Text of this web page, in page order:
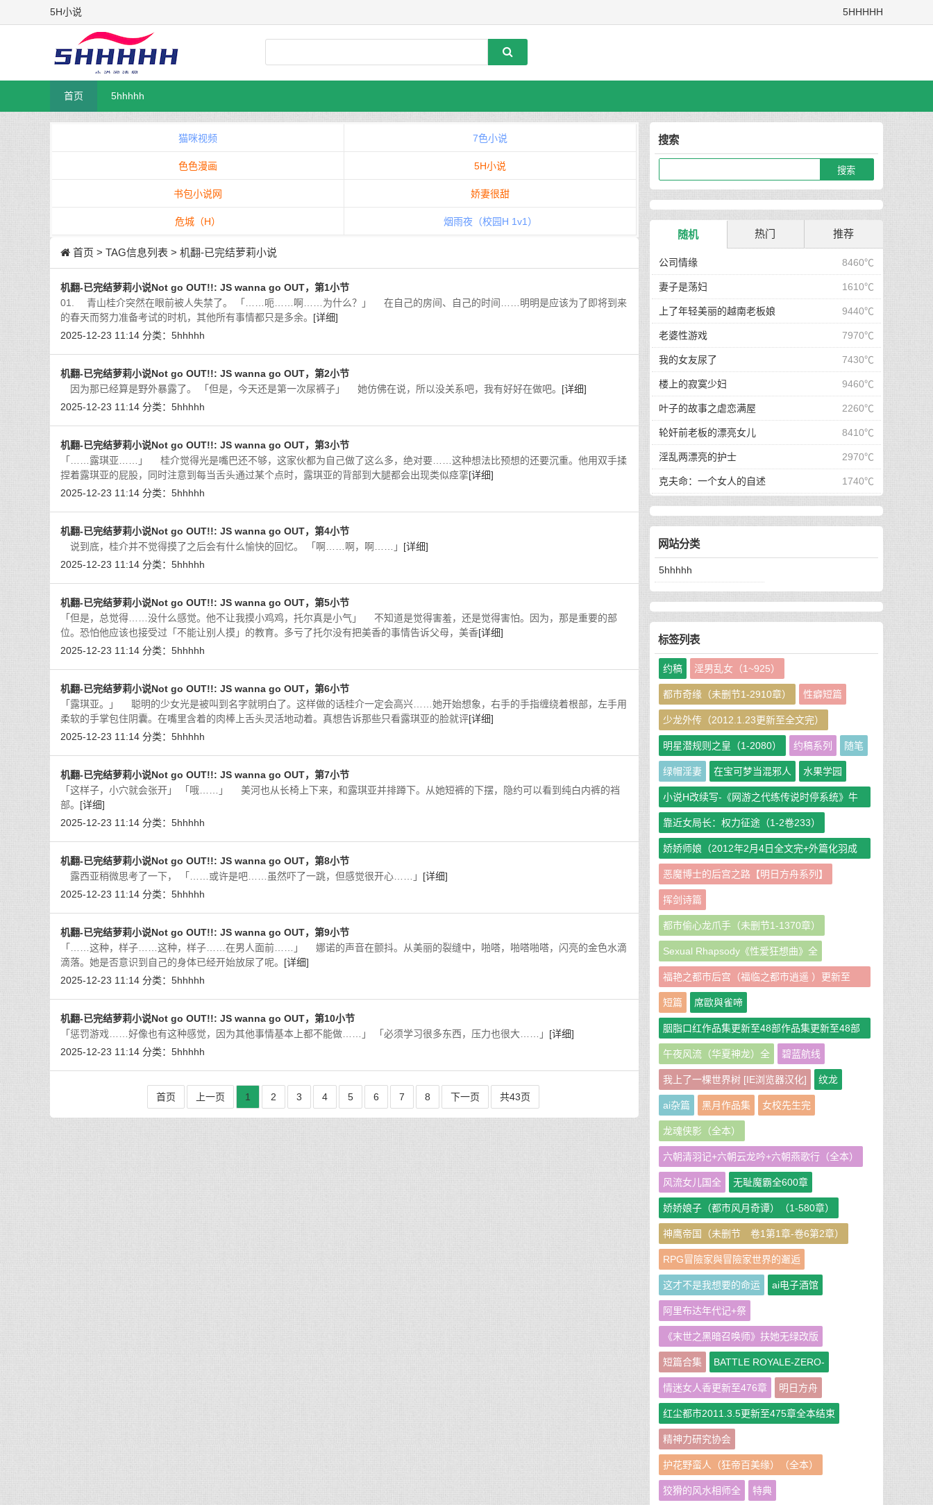
5H小说 5HHHHH
首页 5hhhhh
猫咪视频 7色小说
色色漫画 5H小说
书包小说网 娇妻很甜
危城（H） 烟雨夜（校园H 1v1）
首页 > TAG信息列表 > 机翻-已完结萝莉小说
机翻-已完结萝莉小说Not go OUT!!: JS wanna go OUT，第1小节
01. 青山桂介突然在眼前被人失禁了。 「……呃……啊……为什么？」 在自己的房间、自己的时间……明明是应该为了即将到来
的春天而努力准备考试的时机，其他所有事情都只是多余。 [详细]
2025-12-23 11:14 分类： 5hhhhh
机翻-已完结萝莉小说Not go OUT!!: JS wanna go OUT，第2小节
因为那已经算是野外暴露了。 「但是，今天还是第一次尿裤子」 她仿佛在说，所以没关系吧，我有好好在做吧。 [详细]
2025-12-23 11:14 分类： 5hhhhh
机翻-已完结萝莉小说Not go OUT!!: JS wanna go OUT，第3小节
「……露琪亚……」 桂介觉得光是嘴巴还不够，这家伙都为自己做了这么多，绝对要……这种想法比预想的还要沉重。他用双手揉
捏着露琪亚的屁股，同时注意到每当舌头通过某个点时，露琪亚的背部到大腿都会出现类似痉挛[详细]
2025-12-23 11:14 分类： 5hhhhh
机翻-已完结萝莉小说Not go OUT!!: JS wanna go OUT，第4小节
说到底，桂介并不觉得摸了之后会有什么愉快的回忆。 「啊……啊，啊……」 [详细]
2025-12-23 11:14 分类： 5hhhhh
机翻-已完结萝莉小说Not go OUT!!: JS wanna go OUT，第5小节
「但是，总觉得……没什么感觉。他不让我摸小鸡鸡，托尔真是小气」 不知道是觉得害羞，还是觉得害怕。因为，那是重要的部
位。恐怕他应该也接受过「不能让别人摸」的教育。多亏了托尔没有把美香的事情告诉父母，美香[详细]
2025-12-23 11:14 分类： 5hhhhh
机翻-已完结萝莉小说Not go OUT!!: JS wanna go OUT，第6小节
「露琪亚。」 聪明的少女光是被叫到名字就明白了。这样做的话桂介一定会高兴……她开始想象，右手的手指缠绕着根部，左手用
柔软的手掌包住阴囊。在嘴里含着的肉棒上舌头灵活地动着。真想告诉那些只看露琪亚的脸就评[详细]
2025-12-23 11:14 分类： 5hhhhh
机翻-已完结萝莉小说Not go OUT!!: JS wanna go OUT，第7小节
「这样子，小穴就会张开」 「哦……」 美河也从长椅上下来，和露琪亚并排蹲下。从她短裤的下摆，隐约可以看到纯白内裤的裆
部。 [详细]
2025-12-23 11:14 分类： 5hhhhh
机翻-已完结萝莉小说Not go OUT!!: JS wanna go OUT，第8小节
露西亚稍微思考了一下， 「……或许是吧……虽然吓了一跳，但感觉很开心……」 [详细]
2025-12-23 11:14 分类： 5hhhhh
机翻-已完结萝莉小说Not go OUT!!: JS wanna go OUT，第9小节
「……这种，样子……这种，样子……在男人面前……」 娜诺的声音在颤抖。从美丽的裂缝中，啪嗒，啪嗒啪嗒，闪亮的金色水滴
滴落。她是否意识到自己的身体已经开始放尿了呢。 [详细]
2025-12-23 11:14 分类： 5hhhhh
机翻-已完结萝莉小说Not go OUT!!: JS wanna go OUT，第10小节
「惩罚游戏……好像也有这种感觉，因为其他事情基本上都不能做……」 「必须学习很多东西，压力也很大……」 [详细]
2025-12-23 11:14 分类： 5hhhhh
首页 上一页 1 2 3 4 5 6 7 8 下一页 共43页
搜索
随机 热门 推荐
8460℃
公司情缘
1610℃
妻子是荡妇
9440℃
上了年轻美丽的越南老板娘
7970℃
老婆性游戏
7430℃
我的女友尿了
9460℃
楼上的寂寞少妇
2260℃
叶子的故事之虐恋满屋
8410℃
轮奸前老板的漂亮女儿
2970℃
淫乱两漂亮的护士
1740℃
克夫命：一个女人的自述
网站分类
5hhhhh
标签列表
约稿 淫男乱女（1~925）
都市奇缘（未删节1-2910章） 性癖短篇
少龙外传（2012.1.23更新至全文完）
明星潜规则之皇（1-2080） 约稿系列 随笔
绿帽淫妻 在宝可梦当混邪人 水果学园
小说H改续写-《网游之代练传说时停系统》牛
牛娘二改GHS版
靠近女局长：权力征途（1-2卷233）
娇娇师娘（2012年2月4日全文完+外篇化羽成
仙篇240章）
恶魔博士的后宫之路【明日方舟系列】
挥剑诗篇
都市偷心龙爪手（未删节1-1370章）
Sexual Rhapsody《性爱狂想曲》全
福艳之都市后宫（福临之都市逍遥 ）更新至
951章
短篇 席歐與雀啼
胭脂口红作品集更新至48部作品集更新至48部
作者：胭脂口红
午夜风流（华夏神龙）全 碧蓝航线
我上了一棵世界树 [IE浏览器汉化] 纹龙
ai杂篇 黑月作品集 女校先生完
龙魂侠影（全本）
六朝清羽记+六朝云龙吟+六朝燕歌行（全本）
风流女儿国全 无耻魔霸全600章
娇娇娘子（都市风月奇谭）（1-580章）
神鹰帝国（未删节 卷1第1章-卷6第2章）
RPG冒險家與冒險家世界的邂逅
这才不是我想要的命运 ai电子酒馆
阿里布达年代记+祭
《末世之黑暗召唤师》扶她无绿改版
短篇合集 BATTLE ROYALE-ZERO-
情迷女人香更新至476章 明日方舟
红尘都市2011.3.5更新至475章全本结束
精神力研究协会
护花野蛮人（狂帝百美缘）（全本）
狡猾的风水相师全 特典